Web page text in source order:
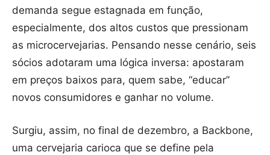
demanda segue estagnada em função,
especialmente, dos altos custos que pressionam
as microcervejarias. Pensando nesse cenário, seis
sócios adotaram uma lógica inversa: apostaram
em preços baixos para, quem sabe, “educar”
novos consumidores e ganhar no volume.
Surgiu, assim, no final de dezembro, a Backbone,
uma cervejaria carioca que se define pela